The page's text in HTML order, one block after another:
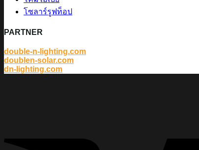
โซลาร์รูฟท็อป
PARTNER
double-n-lighting.com
doublen-solar.com
dn-lighting.com